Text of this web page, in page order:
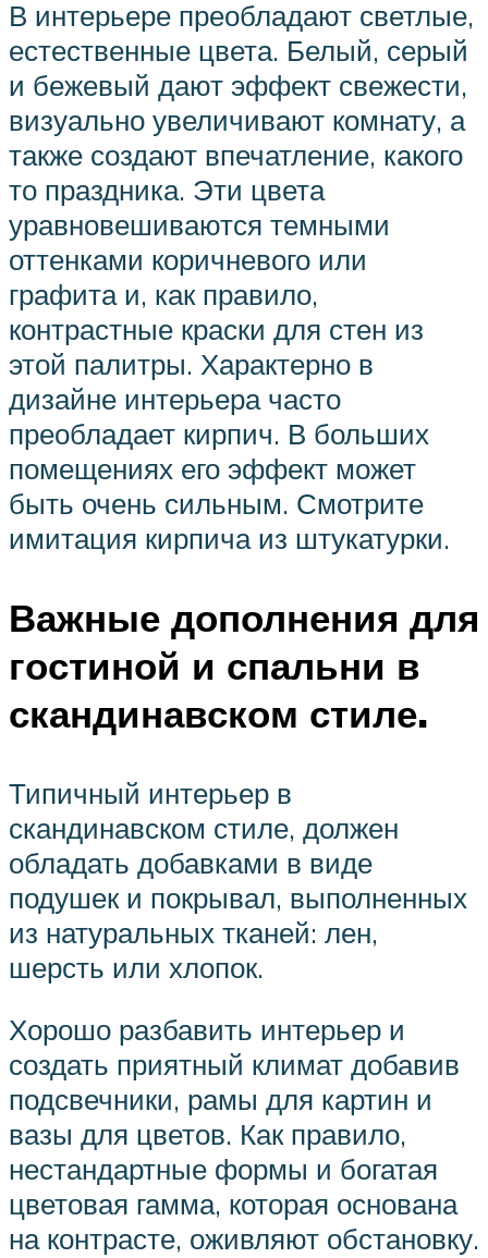
В интерьере преобладают светлые,
естественные цвета. Белый, серый
и бежевый дают эффект свежести,
визуально увеличивают комнату, а
также создают впечатление, какого
то праздника. Эти цвета
уравновешиваются темными
оттенками коричневого или
графита и, как правило,
контрастные краски для стен из
этой палитры. Характерно в
дизайне интерьера часто
преобладает кирпич. В больших
помещениях его эффект может
быть очень сильным. Смотрите
имитация кирпича из штукатурки.
Важные дополнения для
гостиной и спальни в
скандинавском стиле.
Типичный интерьер в
скандинавском стиле, должен
обладать добавками в виде
подушек и покрывал, выполненных
из натуральных тканей: лен,
шерсть или хлопок.
Хорошо разбавить интерьер и
создать приятный климат добавив
подсвечники, рамы для картин и
вазы для цветов. Как правило,
нестандартные формы и богатая
цветовая гамма, которая основана
на контрасте, оживляют обстановку.